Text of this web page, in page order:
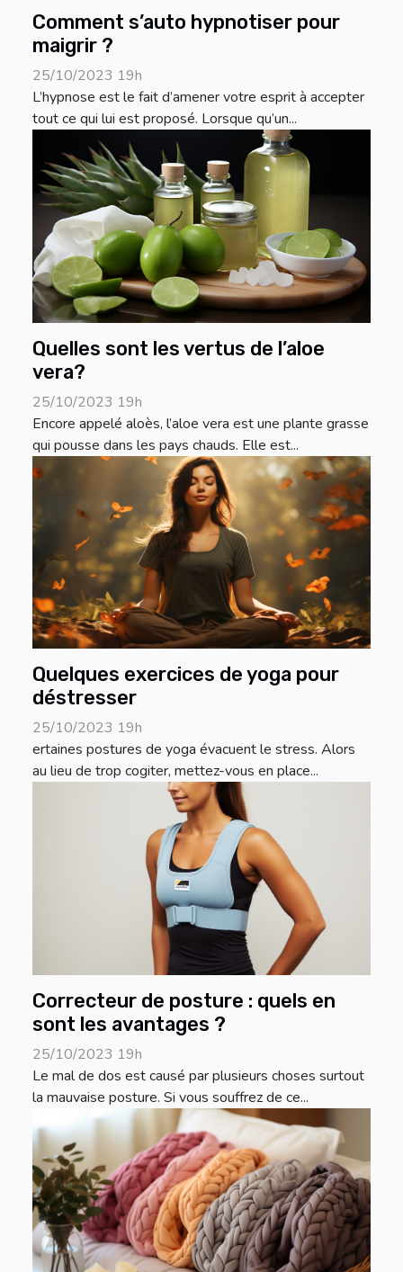
Comment s’auto hypnotiser pour
maigrir ?
25/10/2023 19h
L’hypnose est le fait d’amener votre esprit à accepter
tout ce qui lui est proposé. Lorsque qu’un...
Quelles sont les vertus de l’aloe
vera?
25/10/2023 19h
Encore appelé aloès, l’aloe vera est une plante grasse
qui pousse dans les pays chauds. Elle est...
Quelques exercices de yoga pour
déstresser
25/10/2023 19h
ertaines postures de yoga évacuent le stress. Alors
au lieu de trop cogiter, mettez-vous en place...
Correcteur de posture : quels en
sont les avantages ?
25/10/2023 19h
Le mal de dos est causé par plusieurs choses surtout
la mauvaise posture. Si vous souffrez de ce...